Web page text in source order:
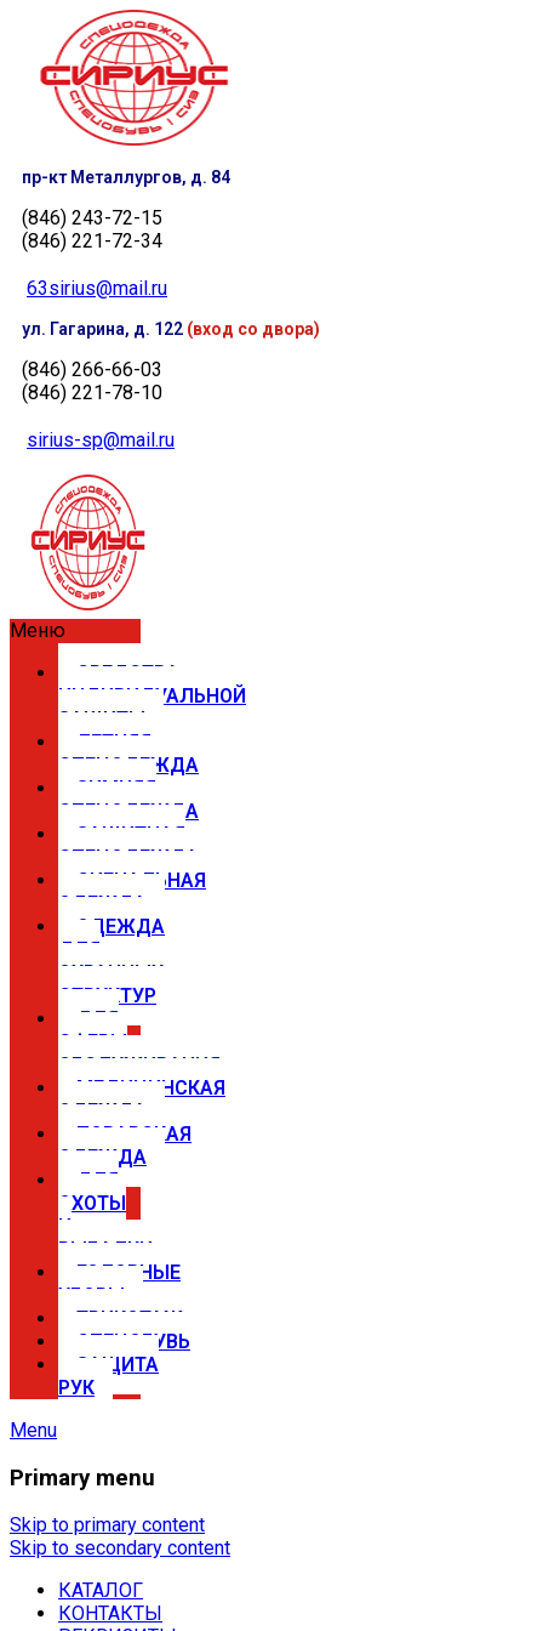
пр-кт Металлургов, д. 84
(846) 243-72-15
(846) 221-72-34
63sirius@mail.ru
ул. Гагарина, д. 122 (вход со двора)
(846) 266-66-03
(846) 221-78-10
sirius-sp@mail.ru
Меню
СРЕДСТВА
ИНДИВИДУАЛЬНОЙ
ЗАЩИТЫ
ЛЕТНЯЯ
СПЕЦОДЕЖДА
ЗИМНЯЯ
СПЕЦОДЕЖДА
ЗАЩИТНАЯ
СПЕЦОДЕЖДА
СИГНАЛЬНАЯ
ОДЕЖДА
ОДЕЖДА
ДЛЯ
ОХРАННЫХ
СТРУКТУР
ДЛЯ
СФЕРЫ
ОБСЛУЖИВАНИЯ
МЕДИЦИНСКАЯ
ОДЕЖДА
ПОВАРСКАЯ
ОДЕЖДА
ДЛЯ
ОХОТЫ
И
РЫБАЛКИ
ГОЛОВНЫЕ
УБОРЫ
ТРИКОТАЖ
СПЕЦОБУВЬ
ЗАЩИТА
РУК
Menu
Спецодежда в Самаре —
магазины Сириус
Купить спецодежду, спецобувь,
Primary menu
Skip to primary content
Skip to secondary content
КАТАЛОГ
КОНТАКТЫ